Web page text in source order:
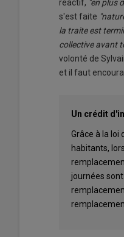
réactif, "en plus
s'est faite
la traite est
collective avant
volonté de
et il faut
Un crédit
Grâce à la loi
habitants,
journées